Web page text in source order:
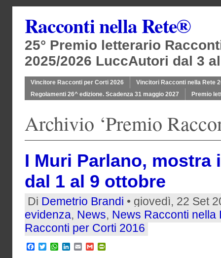
Racconti nella Rete®
25° Premio letterario
2025/2026 LuccAutori dal 3
Vincitore Racconti per Corti 2026
Vincitori Racconti nella Rete
Regolamenti 26^ edizione. Scadenza 31 maggio 2027
Premio
Archivio ‘Premio
I Muri Parlano,
dal 1 al 9 ottobre
Di Demetrio Brandi • giovedì, 22 Set
evidenza, News, News Racconti nella
Racconti per Corti 2016
Facebook
TwitterWhatsApp
LinkedIn
EmailGmail